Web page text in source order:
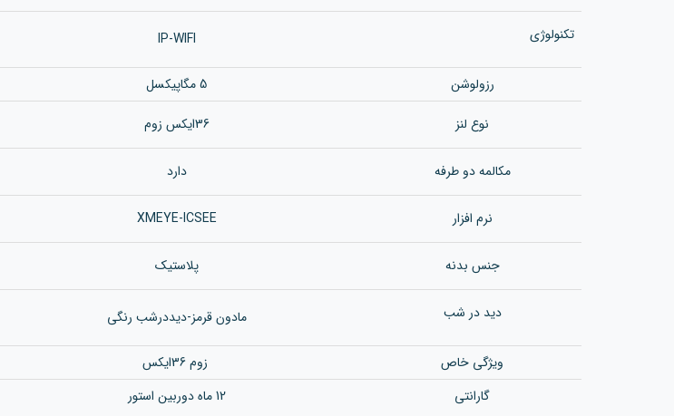
تکنولوژی IP-WIFI
رزولوشن
5 مگاپیکسل
نوع لنز
36ایکس زوم
مکالمه دو طرفه دارد
نرم افزار XMEYE-ICSEE
جنس بدنه پلاستیک
دید در شب مادون قرمز-دیددرشب رنگی
ویژگی خاص
زوم 36ایکس
گارانتی
12 ماه دوربین استور